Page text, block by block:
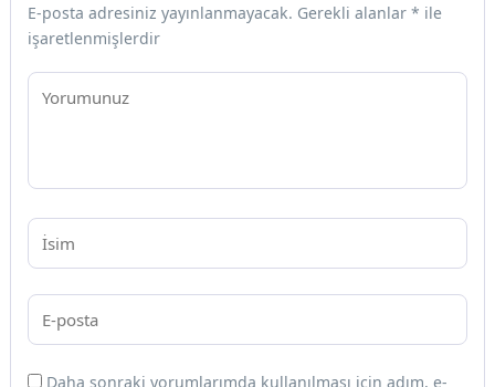
E-posta adresiniz yayınlanmayacak. Gerekli alanlar* ile
işaretlenmişlerdir
Daha sonraki yorumlarımda kullanılması için adım, e-